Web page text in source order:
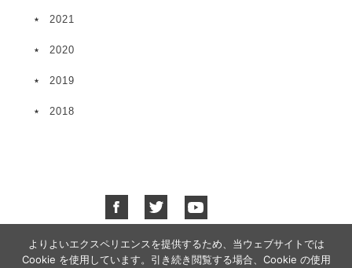
2021
2020
2019
2018
プライバシーポリシー
よりよいエクスペリエンスを提供するため、当ウェブサイトでは
Cookie を使用しています。引き続き閲覧する場合、Cookie の使用